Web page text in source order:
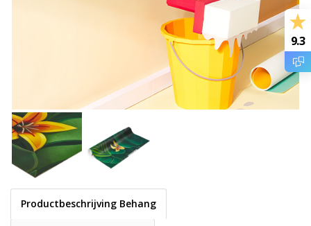
Productbeschrijving Behang
9.3